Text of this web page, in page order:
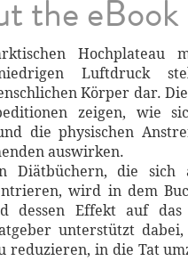
the eBook
Hochplateau
Luftdruck
Körper dar.
zeigen, wie
die physischen
auswirken.
Diätbüchern, die sich
wird in dem
dessen Effekt auf
unterstützt
reduzieren, in die Tat